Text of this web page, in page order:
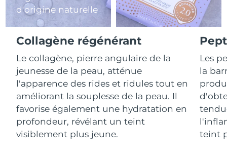
d'origine naturelle
Collagène régénérant
Le collagène, pierre angulaire de la
jeunesse de la peau, atténue
l'apparence des rides et ridules tout en
améliorant la souplesse de la peau. Il
favorise également une hydratation en
profondeur, révélant un teint
visiblement plus jeune.
Les
la
teint
R.A.S. chinoise de
Macao
Livraison estimée8/10/26
Malaisie Livraison estimée 8/11/26
Malte Livraison estimée 8/8/26
Mexique Livraison estimée 8/12/26
Monaco 8/9/26